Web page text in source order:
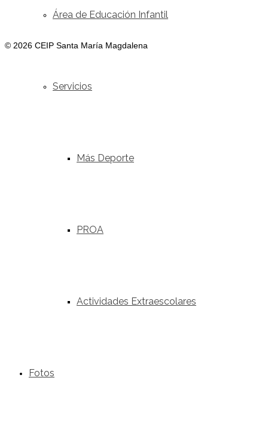
Área de Educación Infantil
Servicios
Más Deporte
PROA
Actividades Extraescolares
Fotos
© 2026 CEIP Santa María Magdalena